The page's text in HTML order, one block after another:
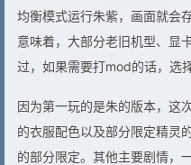
均衡模式运行朱紫，画面就会
意味着，大部分老旧机型、显
过，如果需要打mod的话，选
因为第一玩的是朱的版本，这
的衣服配色以及部分限定精灵
的部分限定。其他主要剧情，